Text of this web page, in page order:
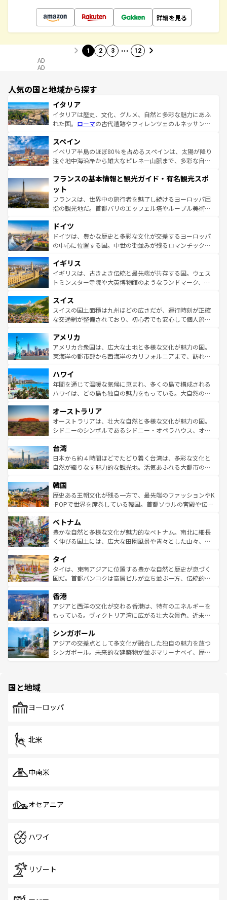
詳細を見る
1 2 3 … 12
AD
AD
人気の国と地域から探す
イタリア
イタリアは歴史、文化、グルメ、自然と多彩な魅力にあふ
れた国。 ローマの古代遺跡やフィレンツェのルネッサンス
ろん、トスカーナの美しい田園風景やアマルフィ海岸の絶
景など、自然景観も見逃せない。観光の合間には、本場の
ピザやパスタなど、絶品のイタリア料理を堪能することも
ませてくれるイタリアで、忘れられない旅をしてみよう！
なお、新着のイタリア情報は
しい。
スペイン
イベリア半島のほぼ80％を占めるスペインは、太陽が降り
注ぐ地中海沿岸から雄大なピレネー山脈まで、多彩な自然
文化が根付くこの国では、情熱的なフラメンコ、熱気あふ
れる闘牛、そして美味しいタパスが生活の一部となってい
る。首都マドリードの洗練された雰囲気や、バルセロナの
アートに溢れた街角から、地方では古代ローマ遺跡や中世
せる。地方によって風土や気候が異なるスペインはその個
性で訪れる人を魅了する。 なお、新着のスペイン情報は コ
ンテンツ一覧を参照してほしい。
フランスの基本情報と観光ガイド・有名観光スポ
ット
フランスは、世界中の旅行者を魅了し続けるヨーロッパ屈
指の観光地だ。首都パリのエッフェル塔やルーブル美術館
で、幅広い魅力が詰まっている。華麗な宮殿、歴史的な大
聖堂、美しいビーチ、そして豊かな自然が、訪れる者を心
から魅了する。また、フランスは美食の国としても知ら
いる。シャンパンの発祥地であるランス、プロヴァンスの
香り高いラベンダー畑など、多彩な楽しみ方が可能だ。さ
らに、パリ以外の地域にも魅力が溢れており、どの街角に
れる地方に足を運ぶとそれぞれで全く異なる文化を体験で
きるだろう。 なお、新着のフランス情報はコンテンツ一覧
を参照してほしい。
ドイツ
ドイツは、豊かな歴史と多彩な文化が交差するヨーロッパ
の中心に位置する国。中世の街並みが残るロマンチック街
顔を持つこの国は、どこを歩いても飽きることがない。ベ
ルリンの文化的活気、バイエルン州のアルプスの絶景、そ
してライン川沿いのワイン畑といった風景は必見。ビール
は、お酒好きな人にはぜひ体験してほしい。 なお、新着の
ドイツ情報はコンテンツ一覧を参照してほしい。
イギリス
イギリスは、古きよき伝統と最先端が共存する国。ウェス
トミンスター寺院や大英博物館のようなランドマーク、歴
リアごとに異なる魅力がある。また、優雅なアフタヌーン
ティー、ビール好きにはたまらない英国パブ、サッカー観
戦など、本場だからこそできる体験も豊富。イギリスを旅
ンツ一覧を参照してほしい。
スイス
スイスの国土面積は九州ほどの広さだが、運行時刻が正確
な交通網が整備されており、初心者でも安心して個人旅行
の建物がそのまま残る町や、スイスならではのユニークな
博物館もあり、アルプス観光だけでなく町歩きも満喫する
ことができる。国民の所得が高いため物価も高いが、旅行
ば市内交通費無料で観光を楽しむこともできる。 なお、新
着のスイス情報はコンテンツ一覧 を参照してほしい。
アメリカ
アメリカ合衆国は、広大な土地と多様な文化が魅力の国。
東海岸の都市部から西海岸のカリフォルニアまで、訪れる
のような巨大都市は、観光、ショッピング、エンターテイ
ンメントが詰まった刺激的なスポットだ。一方、アメリカ
西部には大自然が広がり、グランドキャニオンやイエロー
部のニューオーリンズでは、音楽と美食が融合した独特の
文化が魅力。旅行者はアメリカの各地域で異なる魅力を楽
しみながら、その多様性と豊かな歴史を感じることができ
ならではの贅沢な旅のスタイルだ。 なお、新着のアメリカ
情報はコンテンツ一覧を参照してほしい。
ハワイ
年間を通じて温暖な気候に恵まれ、多くの島で構成される
ハワイは、どの島も独自の魅力をもっている。大自然の神
ワイ島は見逃せない。また、定番の観光地といえばオアフ
島だが、静かな自然を求めるならマウイ島やカウアイ島が
おすすめ。エメラルドグリーンに輝く海をはじめ、豊かな
れるおもてなしの心で訪れる人々を迎えてくれるハワイの
人々、おいしいローカルフードやハワイアンミュージッ
ク、伝統的なフラダンスなど、すべてがハワイの魅力を彩
ワイを、存分に味わってほしい。 なお、新着のハワイ情報
はコンテンツ一覧を参照してほしい。
オーストラリア
オーストラリアは、壮大な自然と多様な文化が魅力の国。
シドニーのシンボルであるシドニー・オペラハウス、オー
リアリーフや大陸中央部にそびえるウルル（エアーズロッ
ク）、タスマニアの美しい原生林やケアンズの熱帯雨林な
ど、見どころがたくさん。また、カフェやワイン、オージ
いる。アクティビティも充実しており、サーフィンやダイ
ビング、ハイキングなど、アウトドア好きにはたまらな
い。オーストラリアの多彩な魅力を存分に味わいつくそ
参照してほしい。
台湾
日本から約４時間ほどでたどり着く台湾は、多彩な文化と
自然が織りなす魅力的な観光地。活気あふれる大都市の台
ン）、静ひつな山岳地帯である台湾東部など、都市の喧騒
と山間の静けさが共存しており、訪れる人に新しい発見と
驚きをもたらしてくれる。また、奥深い台湾の食文化も魅
容にもいいと評判のスイーツなど、バラエティ豊かな料理
が味わえる。 なお、新着の台湾情報は コンテンツ一覧を参
照してほしい。
韓国
歴史ある王朝文化が残る一方で、最先端のファッションやK
-POPで世界を席巻している韓国。首都ソウルの宮殿や伝統
き、地方に足を延ばせば四季折々の自然美を楽しむことが
できる。そして、キムチや焼肉、絶品のストリートフード
まで、さまざまな韓国料理が待っている。夜には、韓国な
リティに包まれながら、韓国の多彩な魅力を心ゆくまで味
わってみてほしい。 なお、新着の韓国情報はコンテンツ一
覧を参照してほしい。
ベトナム
豊かな自然と多様な文化が魅力的なベトナム。南北に細長
く伸びる国土には、広大な田園風景や青々とした山々、世
急速な発展と共に伝統が息づく。ハノイの古い町並みやホ
ーチミン市のフランス統治時代の建物も、独特の雰囲気を
醸し出している。また、バラエティの豊かさとおいしさで
とつ。フォーやバインミー、ベトナムコーヒーなどは、ぜ
ひ現地で味わいたい。どの地域を訪れてもあたたかい人々
が旅行者を迎えてくれるので、きっと忘れられない旅にな
参照してほしい。
タイ
タイは、東南アジアに位置する豊かな自然と歴史が息づく
国だ。首都バンコクは高層ビルが立ち並ぶ一方、伝統的な
の活気が交差している。北部ではチェンマイなどの山岳地
帯で自然と触れ合い、南部ではプーケットやクラビの美し
いビーチでリゾート気分を楽しむことができる。タイ料理
激する。気候は一年中温暖で、どの季節にも異なる楽しみ
が待っている。親しみやすいタイの人々、仏教を中心とし
た文化、そして多様な観光資源が、訪れる旅人を魅了し続
香港
アジアと西洋の文化が交わる香港は、特有のエネルギーを
もっている。ヴィクトリア湾に広がる壮大な景色、近未来
み、どこを訪れても感動するはず。観光スポットが密集し
ており、効率よく見どころを回れるのも魅力。息をのむよ
うな絶景から文化的な体験まで、香港を存分に楽しみ尽く
シンガポール
アジアの交差点として多文化が融合した独自の魅力を放つ
シンガポール。未来的な建築物が並ぶマリーナベイ、歴史
で、ホーカーズは地元の風情を楽しめる外せないスポット
国と地域
ヨーロッパ
北米
中南米
オセアニア
ハワイ
リゾート